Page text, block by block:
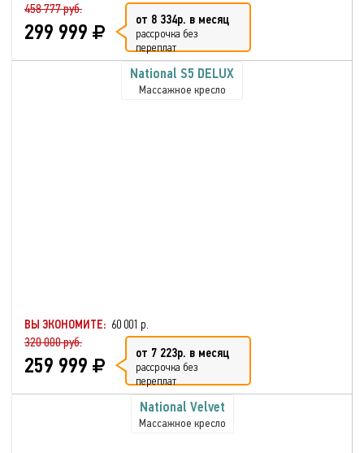
458 777 руб.
299 999 от 8 334р. в месяц
рассрочка без
переплат
National S5 DELUX
Массажное кресло
ВЫ ЭКОНОМИТЕ: 60 001 р.
320 000 руб.
259 999 от 7 223р. в месяц
рассрочка без
переплат
National Velvet
Массажное кресло